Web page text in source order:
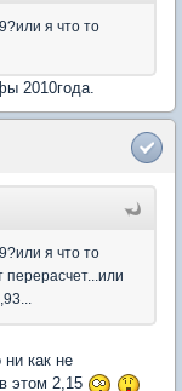
я что то
2010года.
я что то
ни как не
этом 2,15